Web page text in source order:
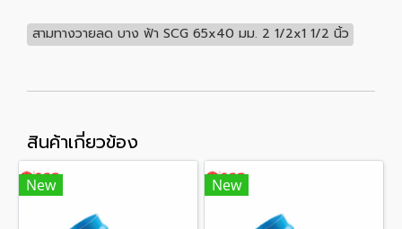
สามทางวายลด บาง ฟ้า SCG 65x40 มม. 2 1/2x1 1/2 นิ้ว
สินค้าเกี่ยวข้อง
New New